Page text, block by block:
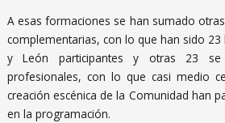
A esas formaciones se han sumado
complementarias, con lo que han sido 23
y León participantes y otras 23 se
profesionales, con lo que casi medio
creación escénica de la Comunidad han
en la programación.